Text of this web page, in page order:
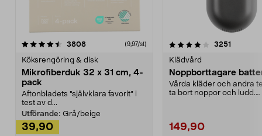
3808recensioner (9,97/st)
Köksrengöring & disk
Mikrofiberduk 32 x 31 cm, 4-
pack
Aftonbladets "självklara favorit” i
test av d...
Utförande: Grå/beige
39,90
4.0av 5 stjärnor 3251
Klädvård
Noppborttagare
Vårda kläder och andra
ta bort noppor och ludd.
149,90
4.5av 5 stjärnor